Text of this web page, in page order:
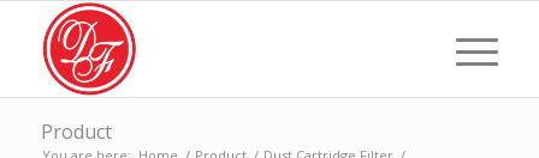
Product